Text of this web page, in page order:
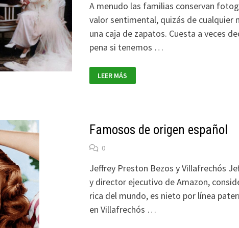
A menudo las familias conservan
valor sentimental, quizás de cualquier
una caja de zapatos. Cuesta a veces
pena si tenemos …
CONSEJOS
PARA
LEER MÁS
Famosos de origen español
0
Jeffrey Preston Bezos y Villafrechós
y director ejecutivo de Amazon,
rica del mundo, es nieto por línea
en Villafrechós …